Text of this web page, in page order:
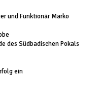
und Funktionär Marko
des Südbadischen Pokals
ein